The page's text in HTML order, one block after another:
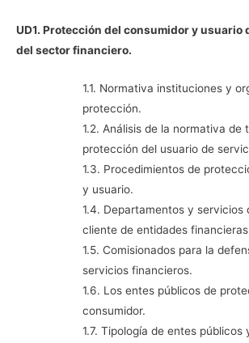
UD1. Protección del consumidor y usuario
del sector financiero.
1.1. Normativa instituciones y
protección.
1.2. Análisis de la normativa de
protección del usuario de
1.3. Procedimientos de
y usuario.
1.4. Departamentos y servicios
cliente de entidades
1.5. Comisionados para la
servicios financieros.
1.6. Los entes públicos de
consumidor.
1.7. Tipología de entes públicos